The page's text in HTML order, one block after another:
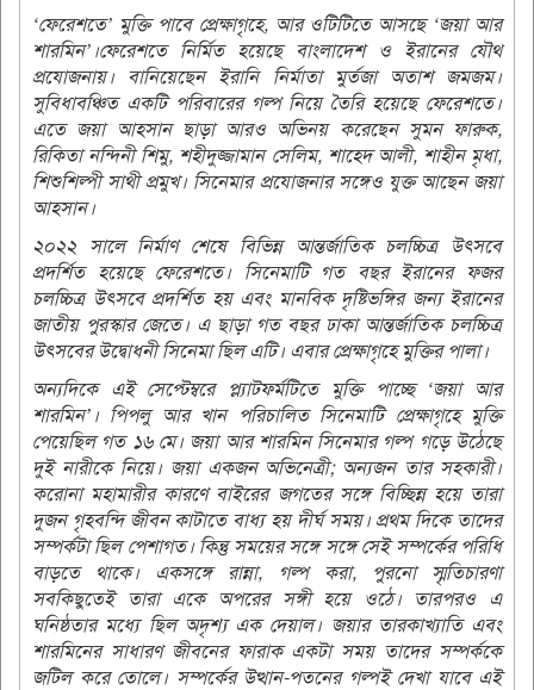
‘ফেরেশতে’ মুক্তি পাবে প্রেক্ষাগৃহে, আর ওটিটিতে আসছে ‘জয়া আর
শারমিন’।ফেরেশতে নির্মিত হয়েছে বাংলাদেশ ও ইরানের যৌথ
প্রযোজনায়। বানিয়েছেন ইরানি নির্মাতা মুর্তজা অতাশ জমজম।
সুবিধাবঞ্চিত একটি পরিবারের গল্প নিয়ে তৈরি হয়েছে ফেরেশতে।
এতে জয়া আহসান ছাড়া আরও অভিনয় করেছেন সুমন ফারুক,
রিকিতা নন্দিনী শিমু, শহীদুজ্জামান সেলিম, শাহেদ আলী, শাহীন মৃধা,
শিশুশিল্পী সাথী প্রমুখ। সিনেমার প্রযোজনার সঙ্গেও যুক্ত আছেন জয়া
আহসান।
২০২২ সালে নির্মাণ শেষে বিভিন্ন আন্তর্জাতিক চলচ্চিত্র উৎসবে
প্রদর্শিত হয়েছে ফেরেশতে। সিনেমাটি গত বছর ইরানের ফজর
চলচ্চিত্র উৎসবে প্রদর্শিত হয় এবং মানবিক দৃষ্টিভঙ্গির জন্য ইরানের
জাতীয় পুরস্কার জেতে। এ ছাড়া গত বছর ঢাকা আন্তর্জাতিক চলচ্চিত্র
উৎসবের উদ্বোধনী সিনেমা ছিল এটি। এবার প্রেক্ষাগৃহে মুক্তির পালা।
অন্যদিকে এই সেপ্টেম্বরে প্ল্যাটফর্মটিতে মুক্তি পাচ্ছে ‘জয়া আর
শারমিন’। পিপলু আর খান পরিচালিত সিনেমাটি প্রেক্ষাগৃহে মুক্তি
পেয়েছিল গত ১৬ মে। জয়া আর শারমিন সিনেমার গল্প গড়ে উঠেছে
দুই নারীকে নিয়ে। জয়া একজন অভিনেত্রী; অন্যজন তার সহকারী।
করোনা মহামারীর কারণে বাইরের জগতের সঙ্গে বিচ্ছিন্ন হয়ে তারা
দুজন গৃহবন্দি জীবন কাটাতে বাধ্য হয় দীর্ঘ সময়। প্রথম দিকে তাদের
সম্পর্কটা ছিল পেশাগত। কিন্তু সময়ের সঙ্গে সঙ্গে সেই সম্পর্কের পরিধি
বাড়তে থাকে। একসঙ্গে রান্না, গল্প করা, পুরনো স্মৃতিচারণা
সবকিছুতেই তারা একে অপরের সঙ্গী হয়ে ওঠে। তারপরও এ
ঘনিষ্ঠতার মধ্যে ছিল অদৃশ্য এক দেয়াল। জয়ার তারকাখ্যাতি এবং
শারমিনের সাধারণ জীবনের ফারাক একটা সময় তাদের সম্পর্ককে
জটিল করে তোলে। সম্পর্কের উত্থান-পতনের গল্পই দেখা যাবে এই